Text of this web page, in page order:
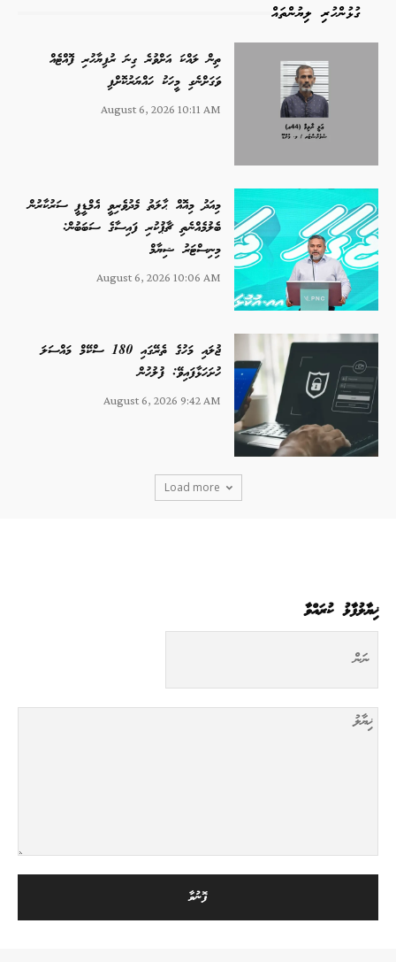
ގުޅުންހުރި ލިޔުންތައް
ތިން ލައްކަ އަށްވުރެ ގިނަ ރުފިޔާހުރި ފޮއްޓެއް
ވަގަށްނެގި މީހަކު ހައްޔަރުކޮށްފި
August 6, 2026 10:11 AM
މިއަދު މިއޮއް ޙާލަތު މެދުވެރިވީ އެމްޑީޕީ ސަރުކާރުން
ބެލުމެއްނެތި ޗާޕުކުރި ފައިސާގެ ސަބަބުން:
މިނިސްޓަރު ޝިޔާމް
August 6, 2026 10:06 AM
ޖުލައި މަހުގެ ތެރޭގައި 180 ސްކޭމް މައްސަލަ
ހުށަހަޅާފައިވޭ: ފުލުހުން
August 6, 2026 9:42 AM
Load more
ޚިޔާލުފާޅު ކުރައްވާ